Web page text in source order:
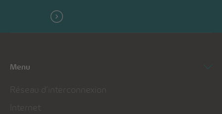
Menu
Réseau d’interconnexion
Internet